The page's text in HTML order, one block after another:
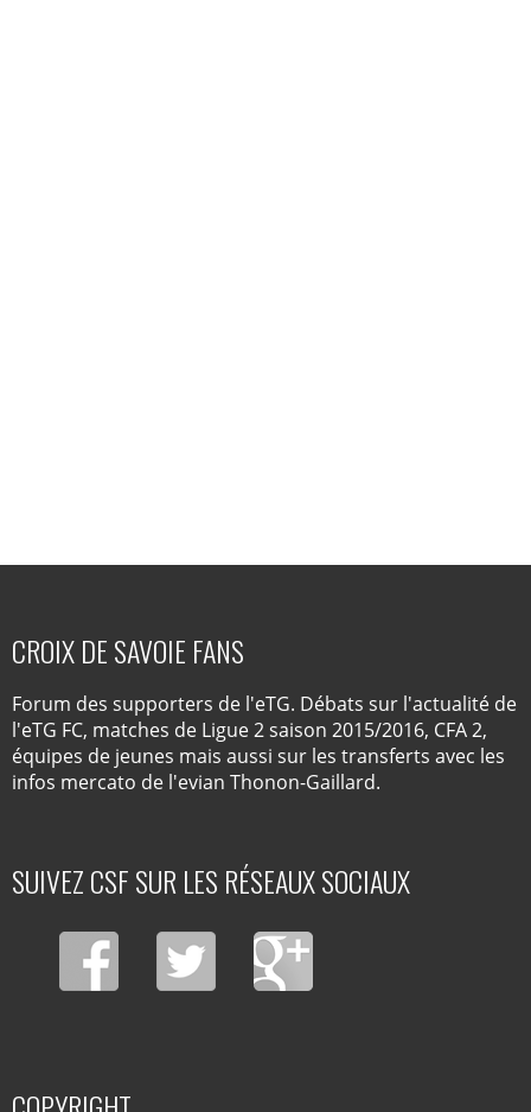
CROIX DE SAVOIE FANS
Forum des supporters de l'eTG. Débats sur l'actualité de
l'eTG FC, matches de Ligue 2 saison 2015/2016, CFA 2,
équipes de jeunes mais aussi sur les transferts avec les
infos mercato de l'evian Thonon-Gaillard.
SUIVEZ CSF SUR LES RÉSEAUX SOCIAUX